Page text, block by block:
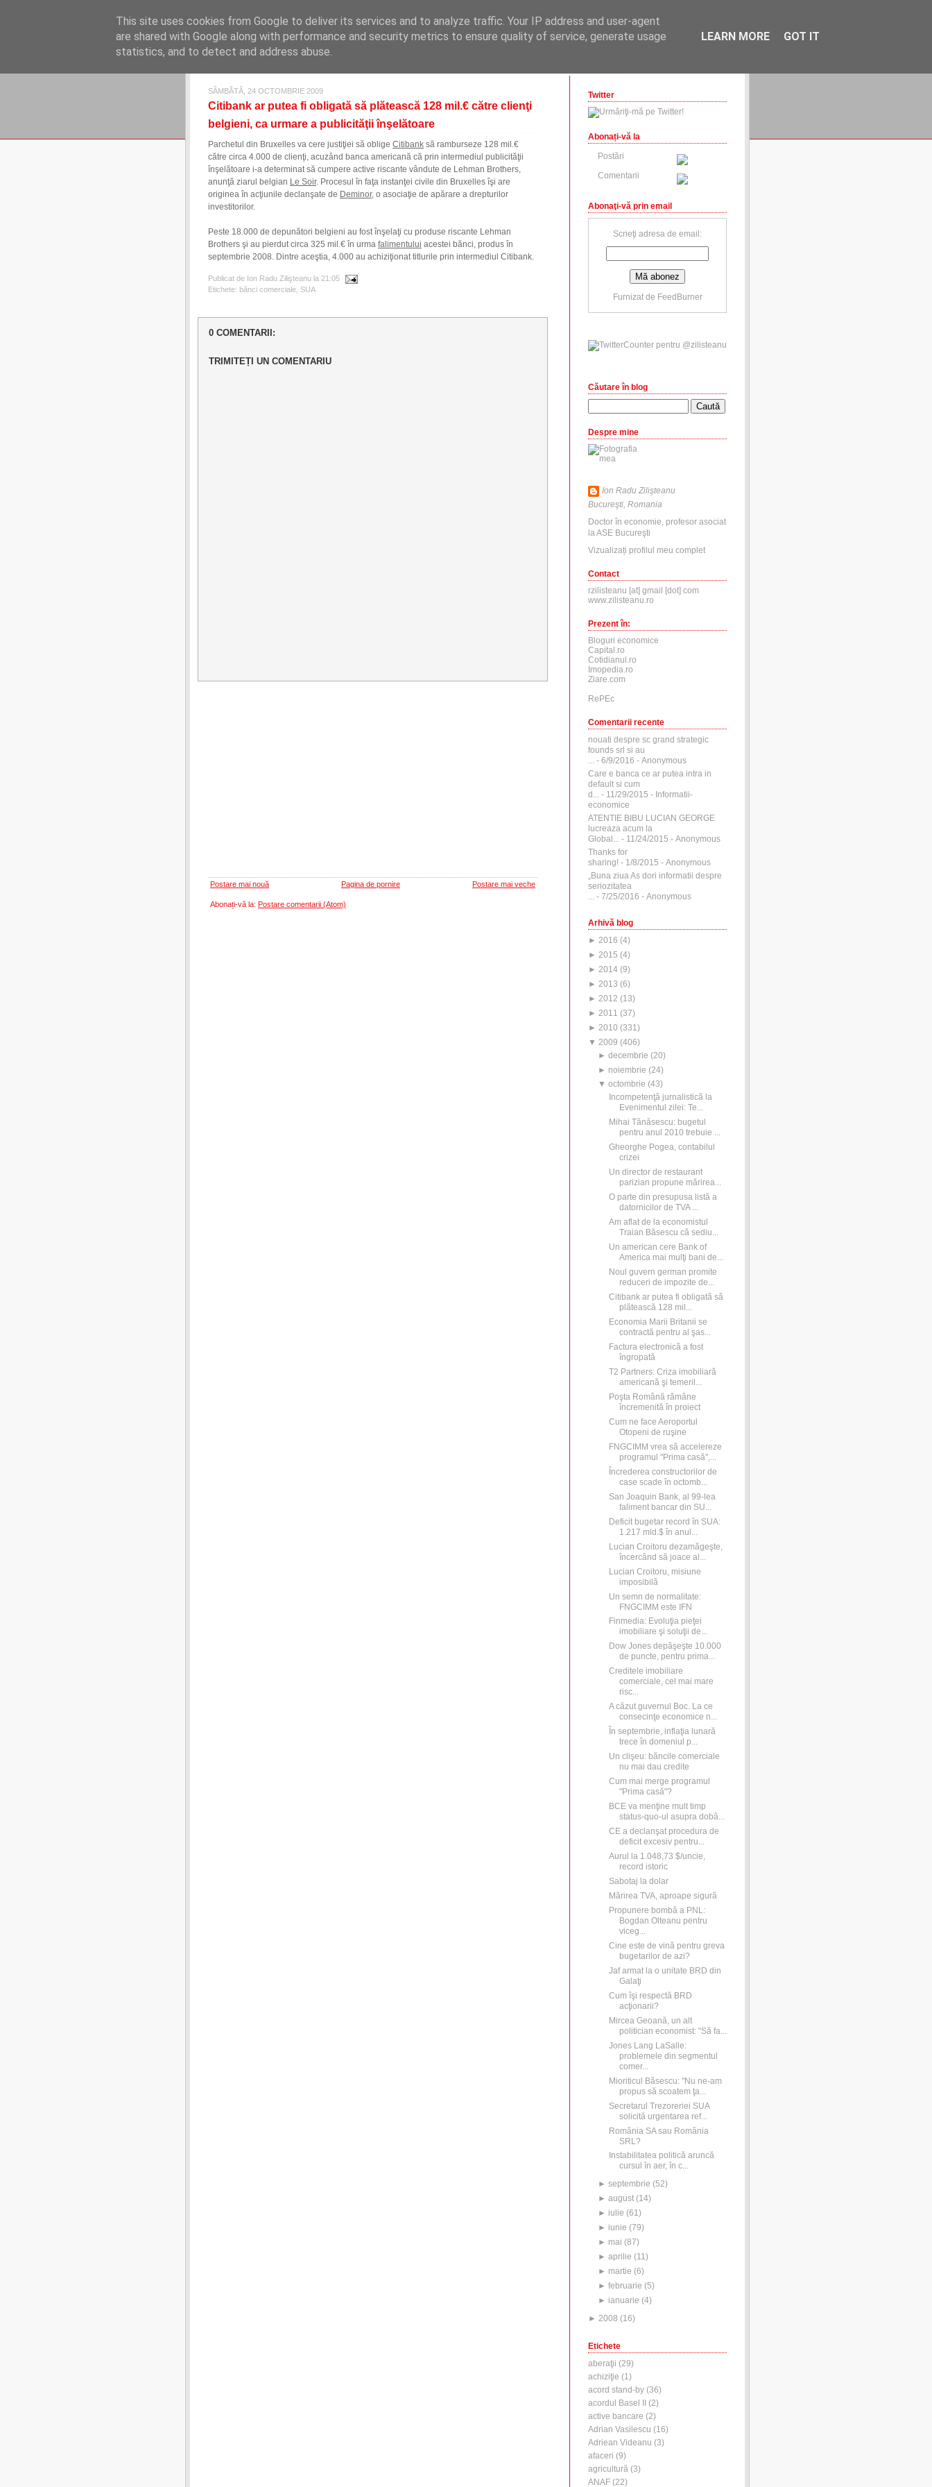
REFLECŢII ECONOMICE
blog de reflecţii, informaţii şi opinii economice
SÂMBĂTĂ, 24 OCTOMBRIE 2009
Citibank ar putea fi obligată să plătească 128 mil.€ către clienţi
belgieni, ca urmare a publicităţii înşelătoare
Parchetul din Bruxelles va cere justiţiei să oblige Citibank să ramburseze 128 mil.€
către circa 4.000 de clienţi, acuzând banca americană că prin intermediul publicităţii
înşelătoare i-a determinat să cumpere active riscante vândute de Lehman Brothers,
anunţă ziarul belgian Le Soir. Procesul în faţa instanţei civile din Bruxelles îşi are
originea în acţiunile declanşate de Deminor, o asociaţie de apărare a drepturilor
investitorilor.
Peste 18.000 de depunători belgieni au fost înşelaţi cu produse riscante Lehman
Brothers şi au pierdut circa 325 mil.€ în urma falimentului acestei bănci, produs în
septembrie 2008. Dintre aceştia, 4.000 au achiziţionat titlurile prin intermediul Citibank.
Publicat de Ion Radu Zilişteanu la 21:05
Etichete: bănci comerciale SUA
0 COMENTARII:
TRIMITEȚI UN COMENTARIU
Postare mai nouă Postare mai veche
Pagina de pornire
Abonați-vă la: Postare comentarii (Atom)
Twitter
Abonați-vă la
Postări
Comentarii
Abonaţi-vă prin email
Scrieţi adresa de email:
Furnizat de FeedBurner
Căutare în blog
Despre mine
Ion Radu Zilişteanu
Bucureşti, Romania
Doctor în economie, profesor asociat
la ASE Bucureşti
Vizualizați profilul meu complet
Contact
rzilisteanu [at] gmail [dot] com
www.zilisteanu.ro
Prezent în:
Bloguri economice
Capital.ro
Cotidianul.ro
Imopedia.ro
Ziare.com
RePEc
Comentarii recente
nouati despre sc grand strategic
founds srl si au
... - 6/9/2016 - Anonymous
Care e banca ce ar putea intra in
default si cum
d... - 11/29/2015 - Informatii-
economice
ATENTIE BIBU LUCIAN GEORGE
lucreaza acum la
Global... - 11/24/2015 - Anonymous
Thanks for
sharing! - 1/8/2015 - Anonymous
„Buna ziua As dori informatii despre
seriozitatea
... - 7/25/2016 - Anonymous
Arhivă blog
► 2016 (4)
► 2015 (4)
► 2014 (9)
► 2013 (6)
► 2012 (13)
► 2011 (37)
► 2010 (331 )
▼ 2009 (406)
►decembrie (20)
► noiembrie (24)
▼octombrie (43)
Incompetenţă jurnalistică la
Evenimentul zilei: Te...
Mihai Tănăsescu: bugetul
pentru anul 2010 trebuie ...
Gheorghe Pogea, contabilul
crizei
Un director de restaurant
parizian propune mărirea...
O parte din presupusa listă a
datornicilor de TVA ...
Am aflat de la economistul
Traian Băsescu că sediu...
Un american cere Bank of
America mai mulţi bani de...
Noul guvern german promite
reduceri de impozite de...
Citibank ar putea fi obligată să
plătească 128 mil...
Economia Marii Britanii se
contractă pentru al şas...
Factura electronică a fost
îngropată
T2 Partners: Criza imobiliară
americană şi temeril...
Poşta Română rămâne
încremenită în proiect
Cum ne face Aeroportul
Otopeni de ruşine
FNGCIMM vrea să accelereze
programul "Prima casă",...
Încrederea constructorilor de
case scade în octomb...
San Joaquin Bank, al 99-lea
faliment bancar din SU...
Deficit bugetar record în SUA:
1.217 mld.$ în anul...
Lucian Croitoru dezamăgeşte,
încercând să joace al...
Lucian Croitoru, misiune
imposibilă
Un semn de normalitate:
FNGCIMM este IFN
Finmedia: Evoluţia pieţei
imobiliare şi soluţii de...
Dow Jones depăşeşte 10.000
de puncte, pentru prima...
Creditele imobiliare
comerciale, cel mai mare
risc...
A căzut guvernul Boc. La ce
consecinţe economice n...
În septembrie, inflaţia lunară
trece în domeniul p...
Un clişeu: băncile comerciale
nu mai dau credite
Cum mai merge programul
"Prima casă"?
BCE va menţine mult timp
status-quo-ul asupra dobâ...
CE a declanşat procedura de
deficit excesiv pentru...
Aurul la 1.048,73 $/uncie,
record istoric
Sabotaj la dolar
Mărirea TVA, aproape sigură
Propunere bombă a PNL:
Bogdan Olteanu pentru
viceg...
Cine este de vină pentru greva
bugetarilor de azi?
Jaf armat la o unitate BRD din
Galaţi
Cum îşi respectă BRD
acţionarii?
Mircea Geoană, un alt
politician economist: "Să fa...
Jones Lang LaSalle:
problemele din segmentul
comer...
Mioriticul Băsescu: "Nu ne-am
propus să scoatem ţa...
Secretarul Trezoreriei SUA
solicită urgentarea ref...
România SA sau România
SRL?
Instabilitatea politică aruncă
cursul în aer, în c...
►septembrie (52)
►august (14)
► iulie (61)
► iunie (79)
► mai (87)
►aprilie (11)
► martie (6)
►februarie (5)
► ianuarie (4)
► 2008 (16)
Etichete
aberaţii (29)
achiziţie (1)
acord stand-by (36)
acordul Basel II (2)
active bancare (2)
Adrian Vasilescu (16)
Adriean Videanu (3)
afaceri (9)
agricultură (3)
ANAF (22)
This site uses cookies from Google to deliver its services and to analyze traffic. Your IP address and user-agent
are shared with Google along with performance and security metrics to ensure quality of service, generate usage
statistics, and to detect and address abuse.
LEARN MORE GOT IT